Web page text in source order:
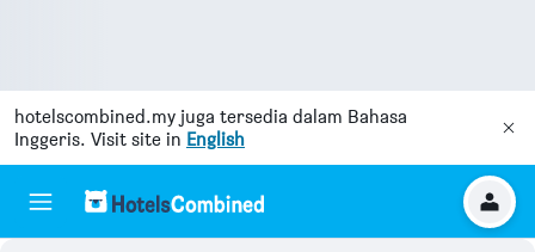
hotelscombined.my juga tersedia dalam Bahasa
Inggeris. Visit site in English